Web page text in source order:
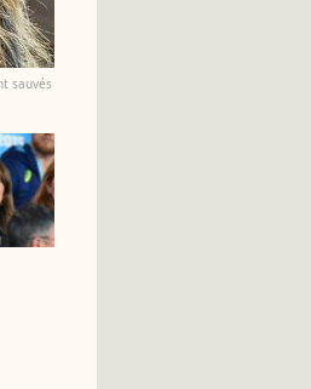
sauvés